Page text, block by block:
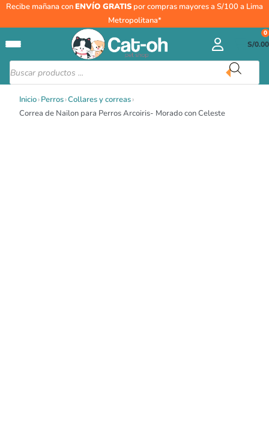
Recibe mañana conENVÍO GRATIS por compras mayores a S/100 a Lima
Metropolitana*
Búsqueda
de
productos
S/0.00
0
Inicio›Perros›Collares y correas›
Correa de Nailon para Perros Arcoiris- Morado con Celeste